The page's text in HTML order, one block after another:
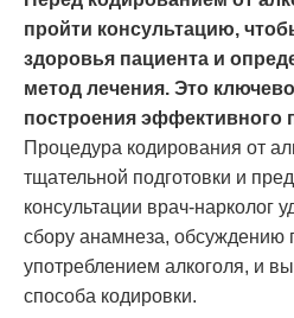
пройти консультацию,
здоровья пациента и
метод лечения. Это
построения эффективного
Процедура кодирования от
тщательной подготовки и
консультации врач-нарколог
сбору анамнеза, обсуждению
употреблением алкоголя, и
способа кодировки.